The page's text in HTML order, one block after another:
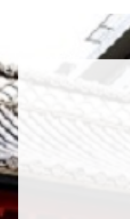
美味しいお寿
も未来永劫
ち、孫たち、